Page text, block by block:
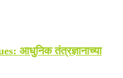
आधुनिक तंत्रज्ञानाच्या